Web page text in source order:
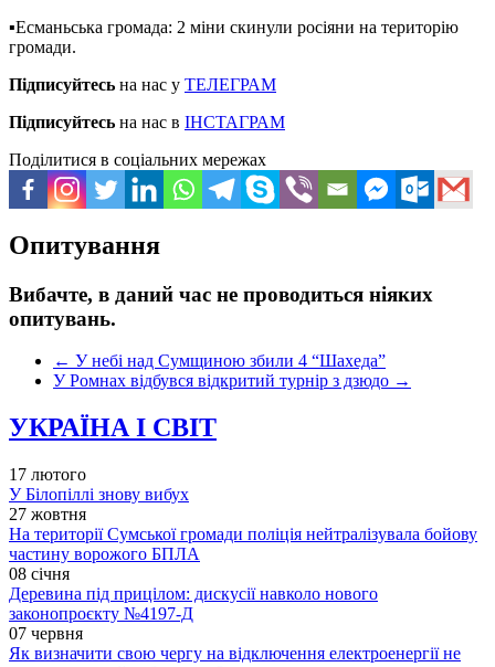
▪️Есманьська громада: 2 міни скинули росіяни на територію
громади.
Підписуйтесь на нас у ТЕЛЕГРАМ
Підписуйтесь на нас в ІНСТАГРАМ
Поділитися в соціальних мережах
Опитування
Вибачте, в даний час не проводиться ніяких
опитувань.
← У небі над Сумщиною збили 4 “Шахеда”
У Ромнах відбувся відкритий турнір з дзюдо →
УКРАЇНА І СВІТ
17 лютого
У Білопіллі знову вибух
27 жовтня
На території Сумської громади поліція нейтралізувала бойову
частину ворожого БПЛА
08 січня
Деревина під прицілом: дискусії навколо нового
законопроєкту №4197-Д
07 червня
Як визначити свою чергу на відключення електроенергії не